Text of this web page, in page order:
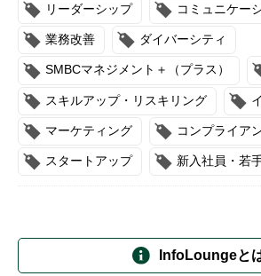
リーダーシップ コミュニケー
業務改善 ダイバーシティ
SMBCマネジメント＋（プラス）
スキルアップ・リスキリング
マーケティング コンプライア
スタートアップ 新入社員・若
InfoLoungeと